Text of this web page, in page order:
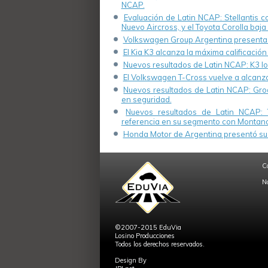
NCAP.
Evaluación de Latin NCAP: Stellantis
Nuevo Aircross, y el Toyota Corolla
Volkswagen Group Argentina
El Kia K3 alcanza la máxima
Nuevos resultados de Latin NCAP: K3
El Volkswagen T-Cross vuelve a
Nuevos resultados de Latin NCAP:
en seguridad.
Nuevos resultados de Latin
referencia en su segmento con
Honda Motor de Argentina presentó
©2007-2015 EduVia
Losino Producciones
Todos los derechos reservados.
Design By